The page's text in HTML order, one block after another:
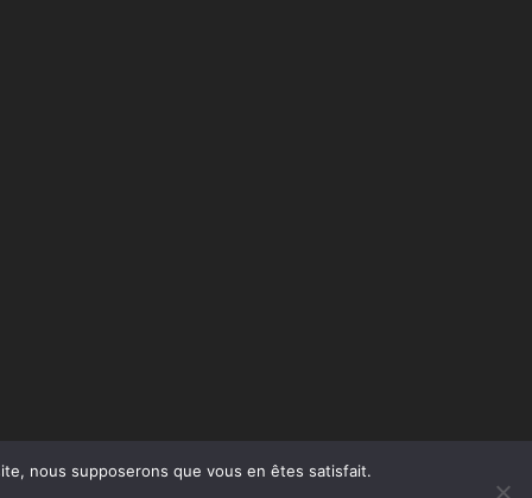
nous supposerons que vous en êtes satisfait.